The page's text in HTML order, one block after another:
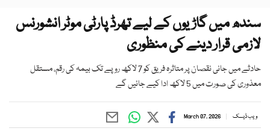
سندھ میں گاڑیوں کے لیے تھرڈ پارٹی موٹر انشورنس
لازمی قرار دینے کی منظوری
حادثے میں جانی نقصان پر متاثرہ فریق کو 7 لاکھ روپے تک بیمہ کی رقم، مستقل
معذوری کی صورت میں 5 لاکھ ادا کیے جائیں گے
ویب ڈیسک March 07, 2026